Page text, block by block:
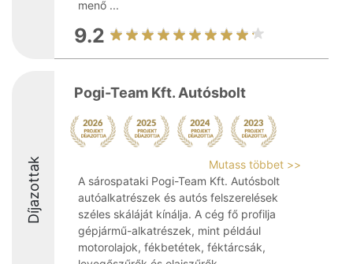
menő ...
9.2
Díjazottak
Pogi-Team Kft. Autósbolt
Mutass többet >>
A sárospataki Pogi-Team Kft. Autósbolt
autóalkatrészek és autós felszerelések
széles skáláját kínálja. A cég fő profilja
gépjármű-alkatrészek, mint például
motorolajok, fékbetétek, féktárcsák,